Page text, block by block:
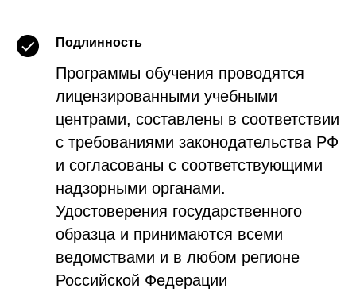
Подлинность
Программы обучения проводятся
лицензированными учебными
центрами, составлены в соответствии
с требованиями законодательства РФ
и согласованы с соответствующими
надзорными органами.
Удостоверения государственного
образца и принимаются всеми
ведомствами и в любом регионе
Российской Федерации